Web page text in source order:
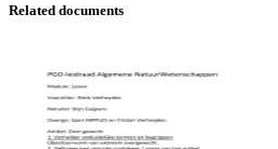
Related documents